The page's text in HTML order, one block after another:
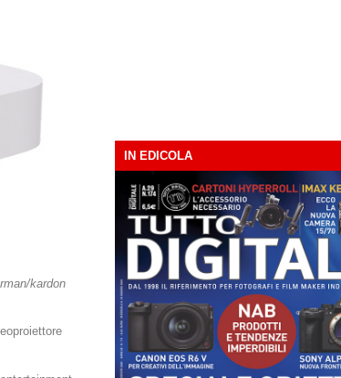
kardon
IN EDICOLA